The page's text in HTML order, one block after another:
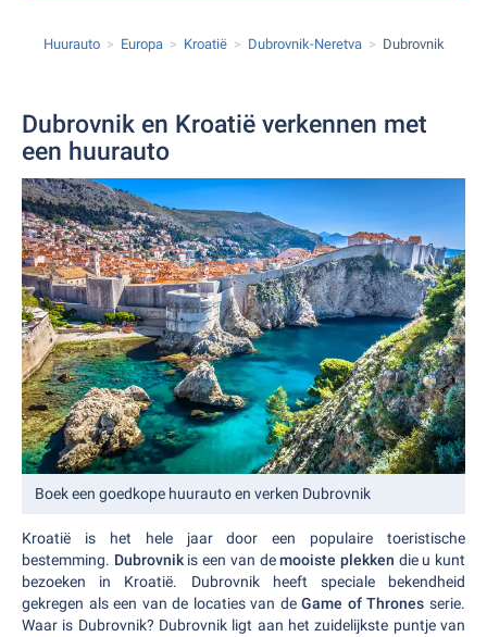
Huurauto Europa Kroatië Dubrovnik-Neretva Dubrovnik
Dubrovnik en Kroatië verkennen met
een huurauto
Boek een goedkope huurauto en verken Dubrovnik
Kroatië is het hele jaar door een populaire toeristische
bestemming. Dubrovnikis een van demooiste plekken die u kunt
bezoeken in Kroatië. Dubrovnik heeft speciale bekendheid
gekregen als een van de locaties van deGame of Thrones serie.
Waar is Dubrovnik? Dubrovnik ligt aan het zuidelijkste puntje van